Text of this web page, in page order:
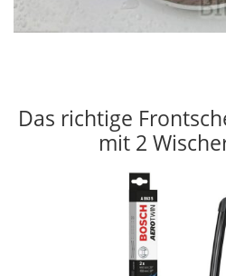
Das richtige
mit 2